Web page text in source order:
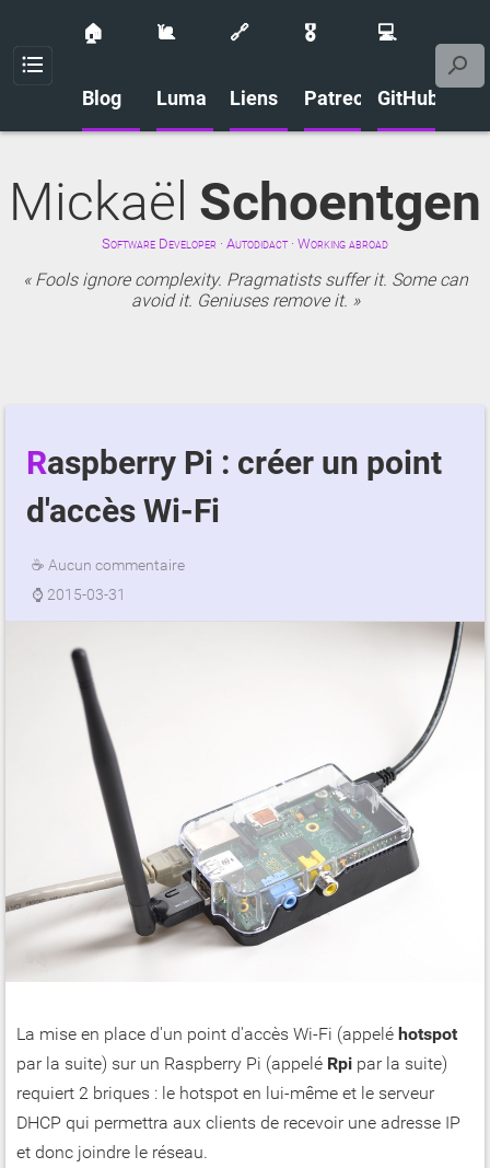
Menu
🏠
Blog
🐌
Luma
🔗
Liens
🎖️
Patreon
💻
GitHub
Mickaël Schoentgen
Software Developer · Autodidact · Working abroad
Fools ignore complexity. Pragmatists suffer it. Some can
avoid it. Geniuses remove it.
Raspberry Pi : créer un point
d'accès Wi-Fi
☕ Aucun commentaire
⌚ 2015-03-31
La mise en place d'un point d'accès Wi-Fi (appelé hotspot
par la suite) sur un Raspberry Pi (appelé Rpi par la suite)
requiert 2 briques : le hotspot en lui-même et le serveur
DHCP qui permettra aux clients de recevoir une adresse IP
et donc joindre le réseau.